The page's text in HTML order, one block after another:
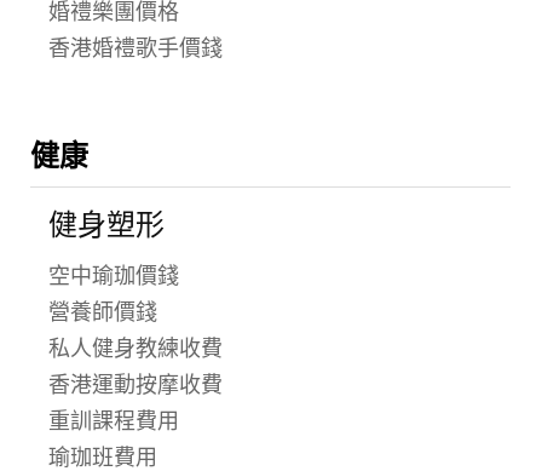
婚禮樂團價格
香港婚禮歌手價錢
健康
健身塑形
空中瑜珈價錢
營養師價錢
私人健身教練收費
香港運動按摩收費
重訓課程費用
瑜珈班費用